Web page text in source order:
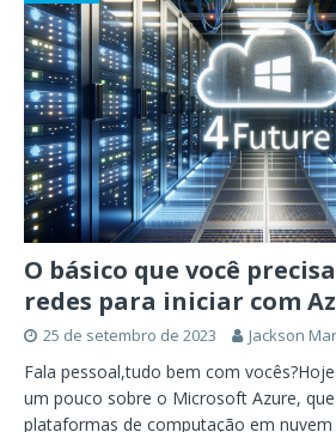
O básico que você
redes para iniciar com
25 de setembro de 2023 Jackson
Fala pessoal,tudo bem com
um pouco sobre o Microsoft Azure,
plataformas de computação em nuvem